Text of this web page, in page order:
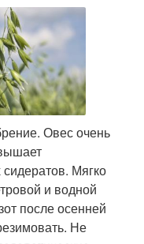
Овес очень
Мягко
и водной
после осенней
Не